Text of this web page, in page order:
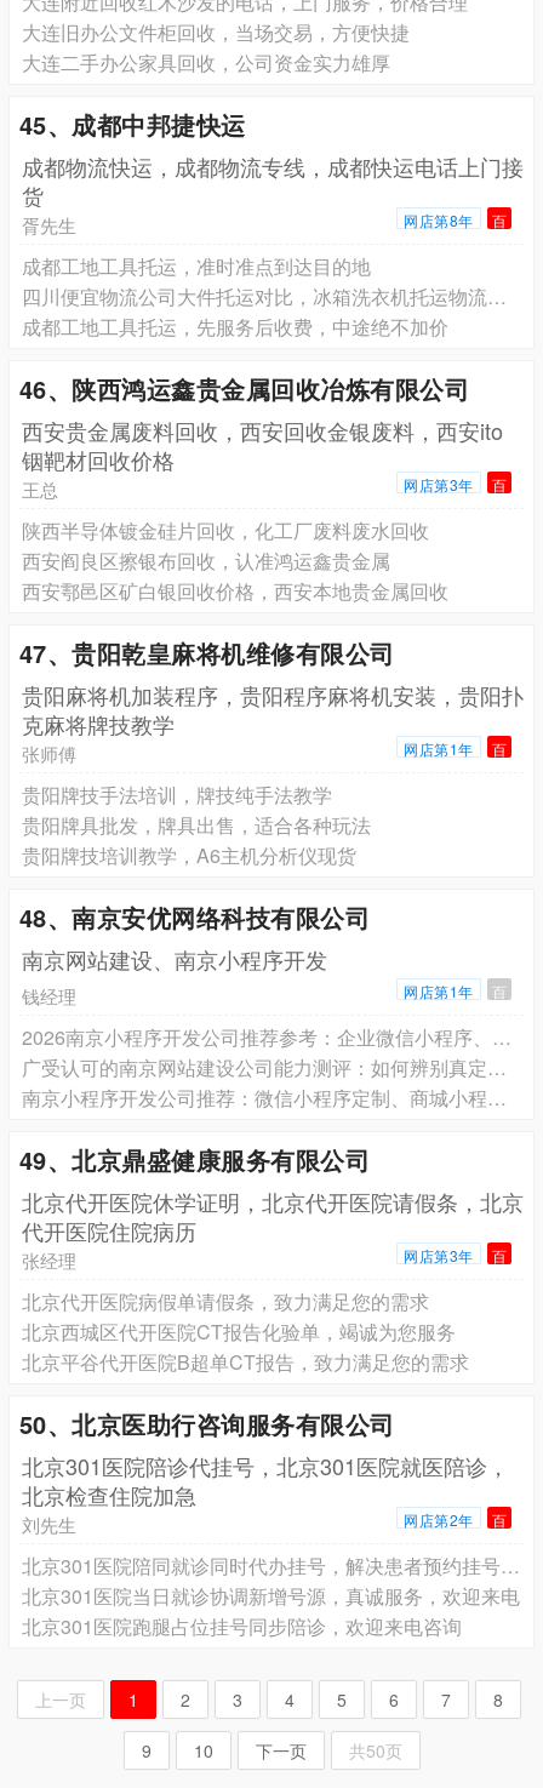
大连旧办公文件柜回收，当场交易，方便快捷
大连二手办公家具回收，公司资金实力雄厚
45、成都中邦捷快运
成都物流快运，成都物流专线，成都快运电话上门接
货
胥先生 网店第8年 百
成都工地工具托运，准时准点到达目的地
四川便宜物流公司大件托运对比，冰箱洗衣机托运物流上门取件
成都工地工具托运，先服务后收费，中途绝不加价
46、陕西鸿运鑫贵金属回收冶炼有限公司
西安贵金属废料回收，西安回收金银废料，西安ito
铟靶材回收价格
王总 网店第3年 百
陕西半导体镀金硅片回收，化工厂废料废水回收
西安阎良区擦银布回收，认准鸿运鑫贵金属
西安鄠邑区矿白银回收价格，西安本地贵金属回收
47、贵阳乾皇麻将机维修有限公司
贵阳麻将机加装程序，贵阳程序麻将机安装，贵阳扑
克麻将牌技教学
张师傅 网店第1年 百
贵阳牌技手法培训，牌技纯手法教学
贵阳牌具批发，牌具出售，适合各种玩法
贵阳牌技培训教学，A6主机分析仪现货
48、南京安优网络科技有限公司
南京网站建设、南京小程序开发
钱经理 网店第1年 百
2026南京小程序开发公司推荐参考：企业微信小程序、商城小程序、管理类小程序服务能力分析
广受认可的南京网站建设公司能力测评：如何辨别真定制与模板套壳？
南京小程序开发公司推荐：微信小程序定制、商城小程序、预约会员系统与企业业务应用哪家靠谱？服务商选择及避坑指南
49、北京鼎盛健康服务有限公司
北京代开医院休学证明，北京代开医院请假条，北京
代开医院住院病历
张经理 网店第3年 百
北京代开医院病假单请假条，致力满足您的需求
北京西城区代开医院CT报告化验单，竭诚为您服务
北京平谷代开医院B超单CT报告，致力满足您的需求
50、北京医助行咨询服务有限公司
北京301医院陪诊代挂号，北京301医院就医陪诊，
北京检查住院加急
刘先生 网店第2年 百
北京301医院陪同就诊同时代办挂号，解决患者预约挂号难题
北京301医院当日就诊协调新增号源，真诚服务，欢迎来电
北京301医院跑腿占位挂号同步陪诊，欢迎来电咨询
上一页 1 2 3 4 5 6 7 8
9 10 下一页 共50页